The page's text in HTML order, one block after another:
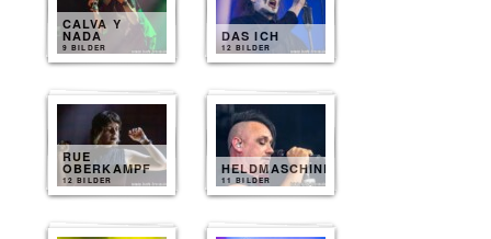
CALVA Y
NADA
9 BILDER
DAS ICH
12 BILDER
RUE
OBERKAMPF
12 BILDER
HELDMASCHINE
11 BILDER